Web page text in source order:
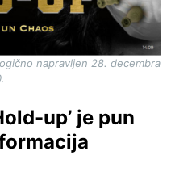
napravljen 28. decembra
up’ je pun